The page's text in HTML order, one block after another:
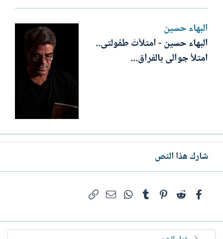
البهاء حسين
البهاء حسين - امتلأتْ طفولتى..
امتلأ جوالى بالفراق...
شارك هذا النص
فيسبوكReddit
Pinterest
Tumblr
WhatsAppالبريد الإلكتروني